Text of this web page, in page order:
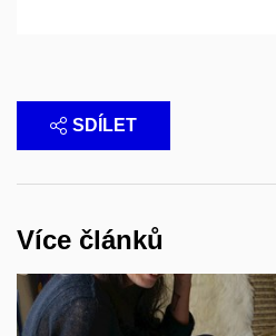
SDÍLET
Více článků